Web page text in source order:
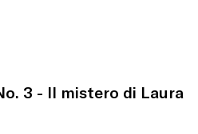
3 - Il mistero di Laura